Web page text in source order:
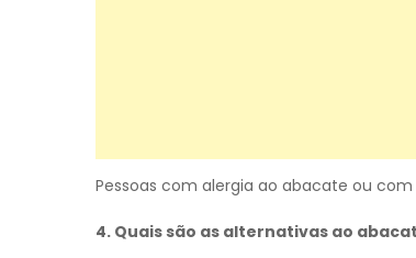
Pessoas com alergia ao abacate ou
4. Quais são as alternativas ao